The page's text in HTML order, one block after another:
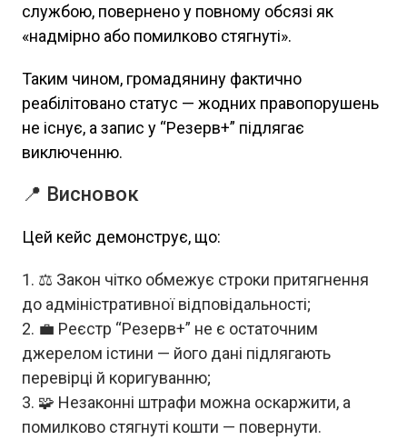
службою, повернено у повному обсязі як
«надмірно або помилково стягнуті».
Таким чином, громадянину фактично
реабілітовано статус — жодних правопорушень
не існує, а запис у “Резерв+” підлягає
виключенню.
📍 Висновок
Цей кейс демонструє, що:
⚖️ Закон чітко обмежує строки притягнення
до адміністративної відповідальності;
💼 Реєстр “Резерв+” не є остаточним
джерелом істини — його дані підлягають
перевірці й коригуванню;
🧩 Незаконні штрафи можна оскаржити, а
помилково стягнуті кошти — повернути.